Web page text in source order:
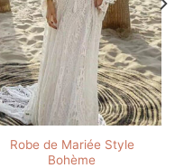
Robe de Mariée Style
Bohème